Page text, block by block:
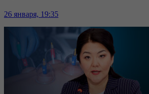
26 января, 19:35